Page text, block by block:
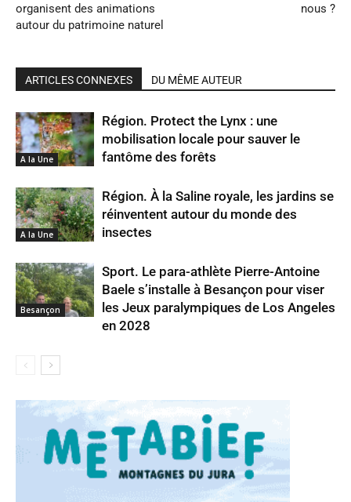
organisent des animations
autour du patrimoine naturel
nous ?
ARTICLES CONNEXES DU MÊME AUTEUR
A la Une
Région. Protect the Lynx : une
mobilisation locale pour sauver le
fantôme des forêts
A la Une
Région. À la Saline royale, les jardins se
réinventent autour du monde des
insectes
Besançon
Sport. Le para-athlète Pierre-Antoine
Baele s’installe à Besançon pour viser
les Jeux paralympiques de Los Angeles
en 2028